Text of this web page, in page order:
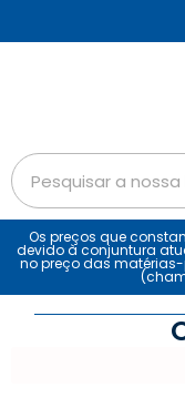
Os preços que
devido à conjuntura
no preço das matérias-